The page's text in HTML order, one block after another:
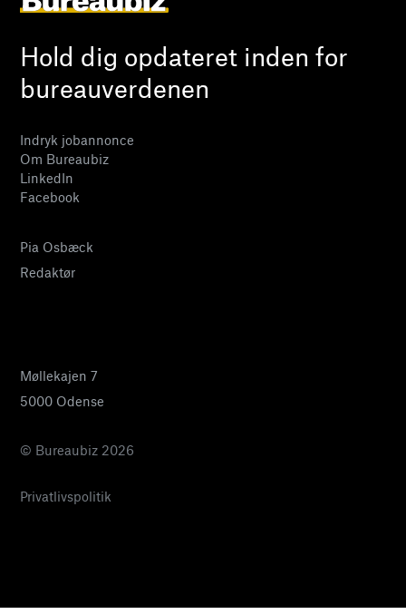
Hold dig opdateret inden for
bureauverdenen
Indryk jobannonce
Om Bureaubiz
LinkedIn
Facebook
Pia Osbæck
Redaktør
Møllekajen 7
5000 Odense
© Bureaubiz 2026
Privatlivspolitik